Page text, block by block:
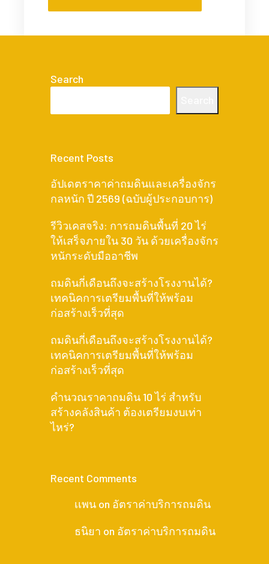
Search
Recent Posts
อัปเดตราคาค่าถมดินและเครื่องจักร
กลหนัก ปี 2569 (ฉบับผู้ประกอบการ)
รีวิวเคสจริง: การถมดินพื้นที่ 20 ไร่
ให้เสร็จภายใน 30 วัน ด้วยเครื่องจักร
หนักระดับมืออาชีพ
ถมดินกี่เดือนถึงจะสร้างโรงงานได้?
เทคนิคการเตรียมพื้นที่ให้พร้อม
ก่อสร้างเร็วที่สุด
ถมดินกี่เดือนถึงจะสร้างโรงงานได้?
เทคนิคการเตรียมพื้นที่ให้พร้อม
ก่อสร้างเร็วที่สุด
คำนวณราคาถมดิน 10 ไร่ สำหรับ
สร้างคลังสินค้า ต้องเตรียมงบเท่า
ไหร่?
Recent Comments
เเพน on อัตราค่าบริการถมดิน
ธนิยา on อัตราค่าบริการถมดิน